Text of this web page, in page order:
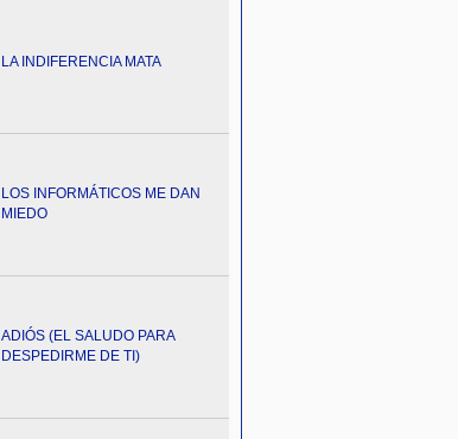
LA INDIFERENCIA MATA
LOS INFORMÁTICOS ME DAN
MIEDO
ADIÓS (EL SALUDO PARA
DESPEDIRME DE TI)